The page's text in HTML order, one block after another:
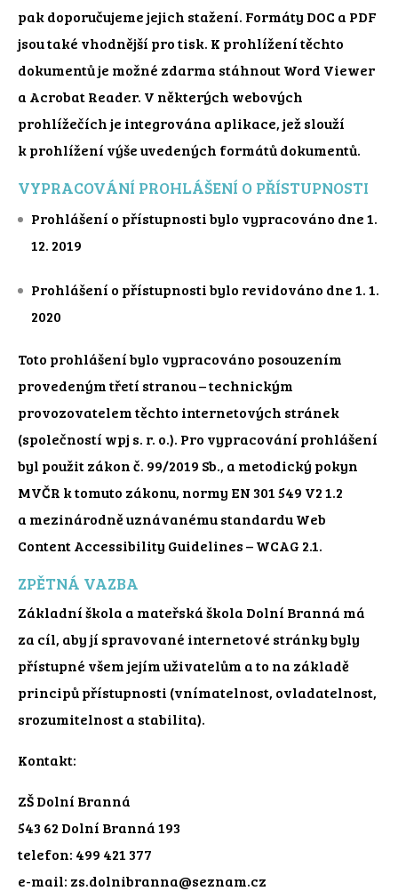
pak doporučujeme jejich stažení. Formáty DOC a PDF
jsou také vhodnější pro tisk. K prohlížení těchto
dokumentů je možné zdarma stáhnout Word Viewer
a Acrobat Reader. V některých webových
prohlížečích je integrována aplikace, jež slouží
k prohlížení výše uvedených formátů dokumentů.
VYPRACOVÁNÍ PROHLÁŠENÍ O PŘÍSTUPNOSTI
Prohlášení o přístupnosti bylo vypracováno dne 1.
12. 2019
Prohlášení o přístupnosti bylo revidováno dne 1. 1.
2020
Toto prohlášení bylo vypracováno posouzením
provedeným třetí stranou – technickým
provozovatelem těchto internetových stránek
(společností wpj s. r. o.). Pro vypracování prohlášení
byl použit zákon č. 99/2019 Sb., a metodický pokyn
MVČR k tomuto zákonu, normy EN 301 549 V2 1.2
a mezinárodně uznávanému standardu Web
Content Accessibility Guidelines – WCAG 2.1.
ZPĚTNÁ VAZBA
Základní škola a mateřská škola Dolní Branná má
za cíl, aby jí spravované internetové stránky byly
přístupné všem jejím uživatelům a to na základě
principů přístupnosti (vnímatelnost, ovladatelnost,
srozumitelnost a stabilita).
Kontakt:
ZŠ Dolní Branná
543 62 Dolní Branná 193
telefon: 499 421 377
e-mail: zs.dolnibranna@seznam.cz